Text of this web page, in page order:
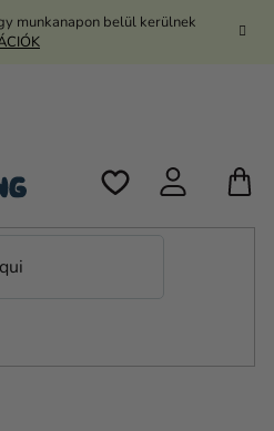
munkanapon belül kerülnek